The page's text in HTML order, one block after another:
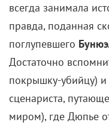
всегда занимала
правда, поданная
поглупевшего
Достаточно
покрышку-убийцу) и
сценариста,
миром), где Дюпье